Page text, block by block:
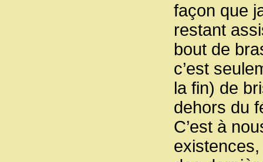
façon que
restant
bout de
c’est
la fin) de
dehors du
C’est à